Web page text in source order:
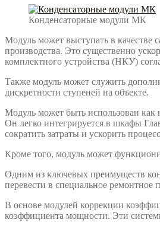
Конденсаторные модули МК
Модуль может выступать в качестве
производства. Это существенно
комплектного устройства (НКУ)
Также модуль может служить
дискретности ступеней на объекте.
Модуль может быть использован как
Он легко интегрируется в шкафы
сократить затраты и ускорить
Кроме того, модуль может
Одним из ключевых преимуществ
перевести в специальное ремонтное
В основе модулей коррекции
коэффициента мощности. Эти